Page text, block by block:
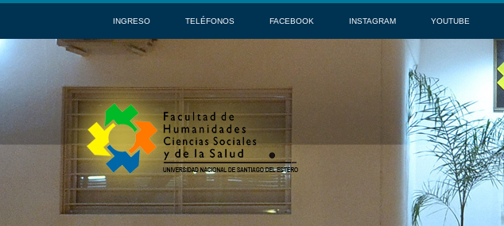
INGRESO TELÉFONOS FACEBOOK INSTAGRAM YOUTUBE